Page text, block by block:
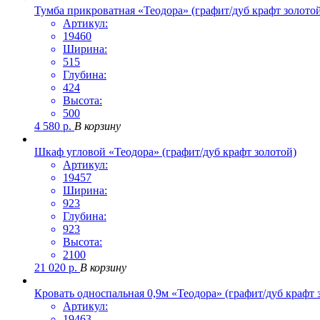
Тумба прикроватная «Теодора» (графит/дуб крафт
Артикул:
19460
Ширина:
515
Глубина:
424
Высота:
500
4 580 р. В корзину
Шкаф угловой «Теодора» (графит/дуб крафт золотой)
Артикул:
19457
Ширина:
923
Глубина:
923
Высота:
2100
21 020 р. В корзину
Кровать односпальная 0,9м «Теодора» (графит/дуб крафт
Артикул: